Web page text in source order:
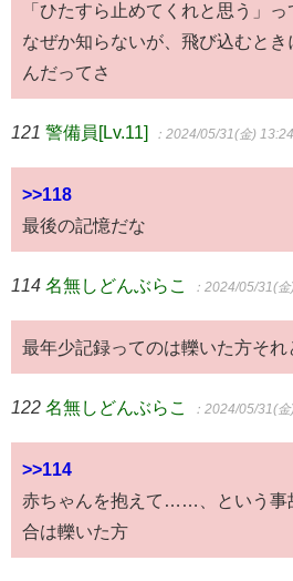
「ひたすら止めてくれと思う」っ
なぜか知らないが、飛び込むと
んだってさ
121 警備員[Lv.11] ：2024/05/31(金)
>>118
最後の記憶だな
114 名無しどんぶらこ ：2024/05/31(
最年少記録ってのは轢いた方それ
122 名無しどんぶらこ ：2024/05/31(
>>114
赤ちゃんを抱えて……、という事
合は轢いた方